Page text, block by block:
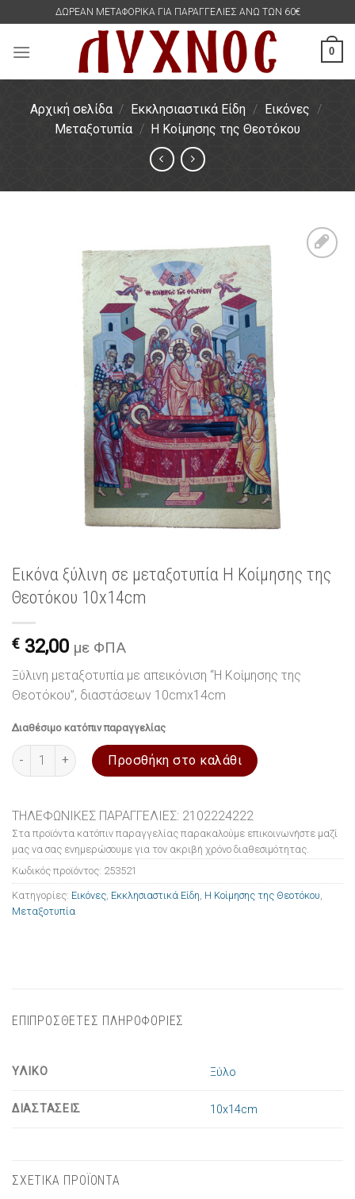
content
ΔΩΡΕΑΝ ΜΕΤΑΦΟΡΙΚΑ ΓΙΑ ΠΑΡΑΓΓΕΛΙΕΣ ΑΝΩ ΤΩΝ 60€
0
Αρχική σελίδα / Εκκλησιαστικά Είδη / Εικόνες /
Μεταξοτυπία / Η Κοίμησης της Θεοτόκου
Εικόνα ξύλινη σε μεταξοτυπία Η Κοίμησης της
Θεοτόκου 10x14cm
€ 32,00 με ΦΠΑ
Ξύλινη μεταξοτυπία με απεικόνιση “Η Κοίμησης της
Θεοτόκου”, διαστάσεων 10cmx14cm
Διαθέσιμο κατόπιν παραγγελίας
Εικόνα ξύλινη σε μεταξοτυπία Η Κοίμησης της Θεοτόκου
Προσθήκη στο καλάθι
ΤΗΛΕΦΩΝΙΚΕΣ ΠΑΡΑΓΓΕΛΙΕΣ: 2102224222
Στα προϊόντα κατόπιν παραγγελίας παρακαλούμε επικοινωνήστε μαζί
μας να σας ενημερώσουμε για τον ακριβή χρόνο διαθεσιμότητας.
Κωδικός προϊόντος: 253521
Κατηγορίες: Εικόνες Εκκλησιαστικά Είδη Η Κοίμησης της Θεοτόκου
Μεταξοτυπία
ΕΠΙΠΡΟΣΘΕΤΕΣ ΠΛΗΡΟΦΟΡΙΕΣ
ΥΛΙΚΟ Ξύλο
ΔΙΑΣΤΑΣΕΙΣ 10x14cm
ΣΧΕΤΙΚΑ ΠΡΟΪΟΝΤΑ